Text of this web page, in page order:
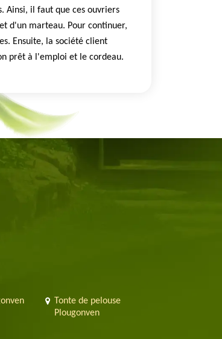
Ainsi, il faut que ces ouvriers
d'un marteau. Pour continuer,
Ensuite, la société client
prêt à l'emploi et le cordeau.
Tonte de pelouse
Plougonven